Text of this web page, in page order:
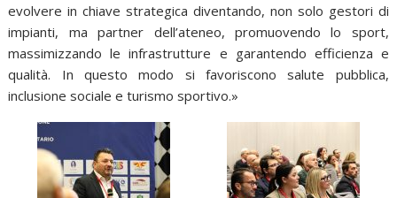
evolvere in chiave strategica diventando, non solo gestori di
impianti, ma partner dell’ateneo, promuovendo lo sport,
massimizzando le infrastrutture e garantendo efficienza e
qualità. In questo modo si favoriscono salute pubblica,
inclusione sociale e turismo sportivo.»